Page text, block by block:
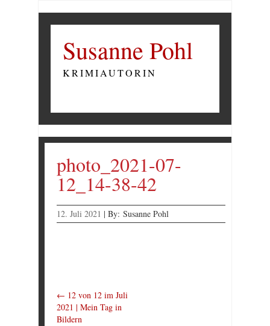
Susanne Pohl
KRIMIAUTORIN
photo_2021-07-
12_14-38-42
12. Juli 2021 | By: Susanne Pohl
← 12 von 12 im Juli
2021 | Mein Tag in
Bildern